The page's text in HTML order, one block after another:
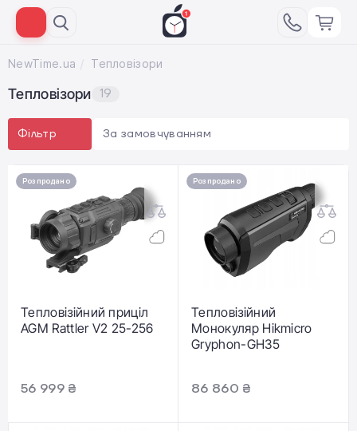
NewTime.ua Тепловізори
Тепловізори 19
Фільтр За замовчуванням
Розпродано
Тепловізійний приціл
AGM Rattler V2 25-256
56 999 ₴
Розпродано
Тепловізійний
Монокуляр Hikmicro
Gryphon-GH35
86 860 ₴